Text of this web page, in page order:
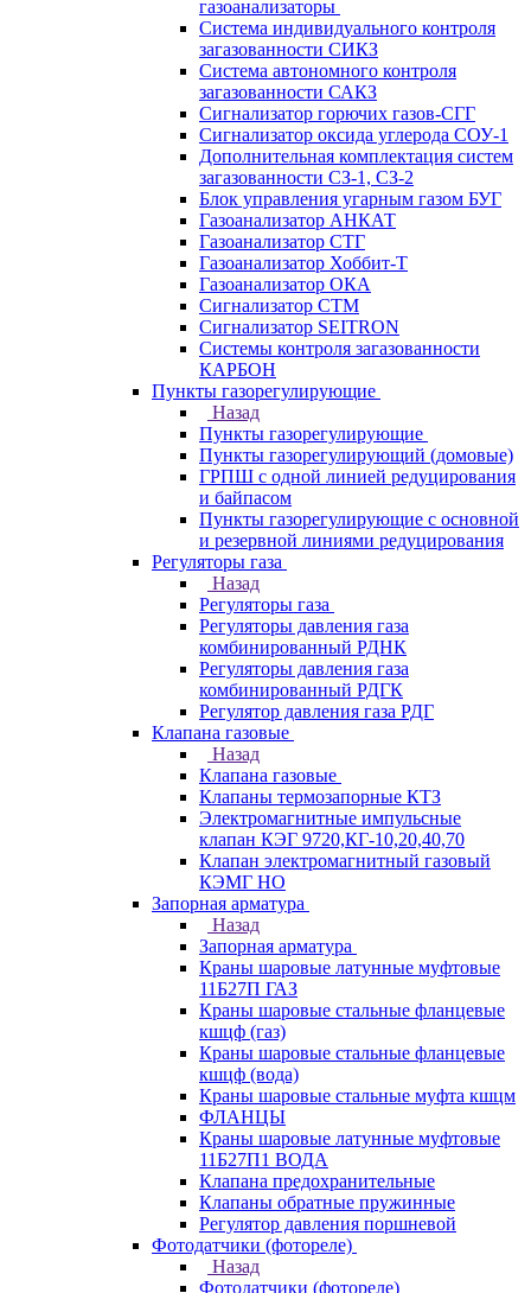
газоанализаторы
Система индивидуального контроля
загазованности СИКЗ
Система автономного контроля
загазованности САКЗ
Сигнализатор горючих газов-СГГ
Сигнализатор оксида углерода СОУ-1
Дополнительная комплектация систем
загазованности СЗ-1, СЗ-2
Блок управления угарным газом БУГ
Газоанализатор АНКАТ
Газоанализатор СТГ
Газоанализатор Хоббит-Т
Газоанализатор ОКА
Сигнализатор СТМ
Сигнализатор SEITRON
Системы контроля загазованности
КАРБОН
Пункты газорегулирующие
Назад
Пункты газорегулирующие
Пункты газорегулирующий (домовые)
ГРПШ с одной линией редуцирования
и байпасом
Пункты газорегулирующие с основной
и резервной линиями редуцирования
Регуляторы газа
Назад
Регуляторы газа
Регуляторы давления газа
комбинированный РДНК
Регуляторы давления газа
комбинированный РДГК
Регулятор давления газа РДГ
Клапана газовые
Назад
Клапана газовые
Клапаны термозапорные КТЗ
Электромагнитные импульсные
клапан КЭГ 9720,КГ-10,20,40,70
Клапан электромагнитный газовый
КЭМГ НО
Запорная арматура
Назад
Запорная арматура
Краны шаровые латунные муфтовые
11Б27П ГАЗ
Краны шаровые стальные фланцевые
кшцф (газ)
Краны шаровые стальные фланцевые
кшцф (вода)
Краны шаровые стальные муфта кшцм
ФЛАНЦЫ
Краны шаровые латунные муфтовые
11Б27П1 ВОДА
Клапана предохранительные
Клапаны обратные пружинные
Регулятор давления поршневой
Фотодатчики (фотореле)
Назад
Фотодатчики (фотореле)